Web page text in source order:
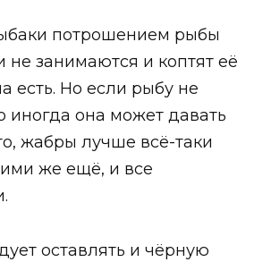
потрошением рыбы
не занимаются и коптят её
есть. Но если рыбу не
иногда она может давать
жабры лучше всё-таки
же ещё, и все
оставлять и чёрную